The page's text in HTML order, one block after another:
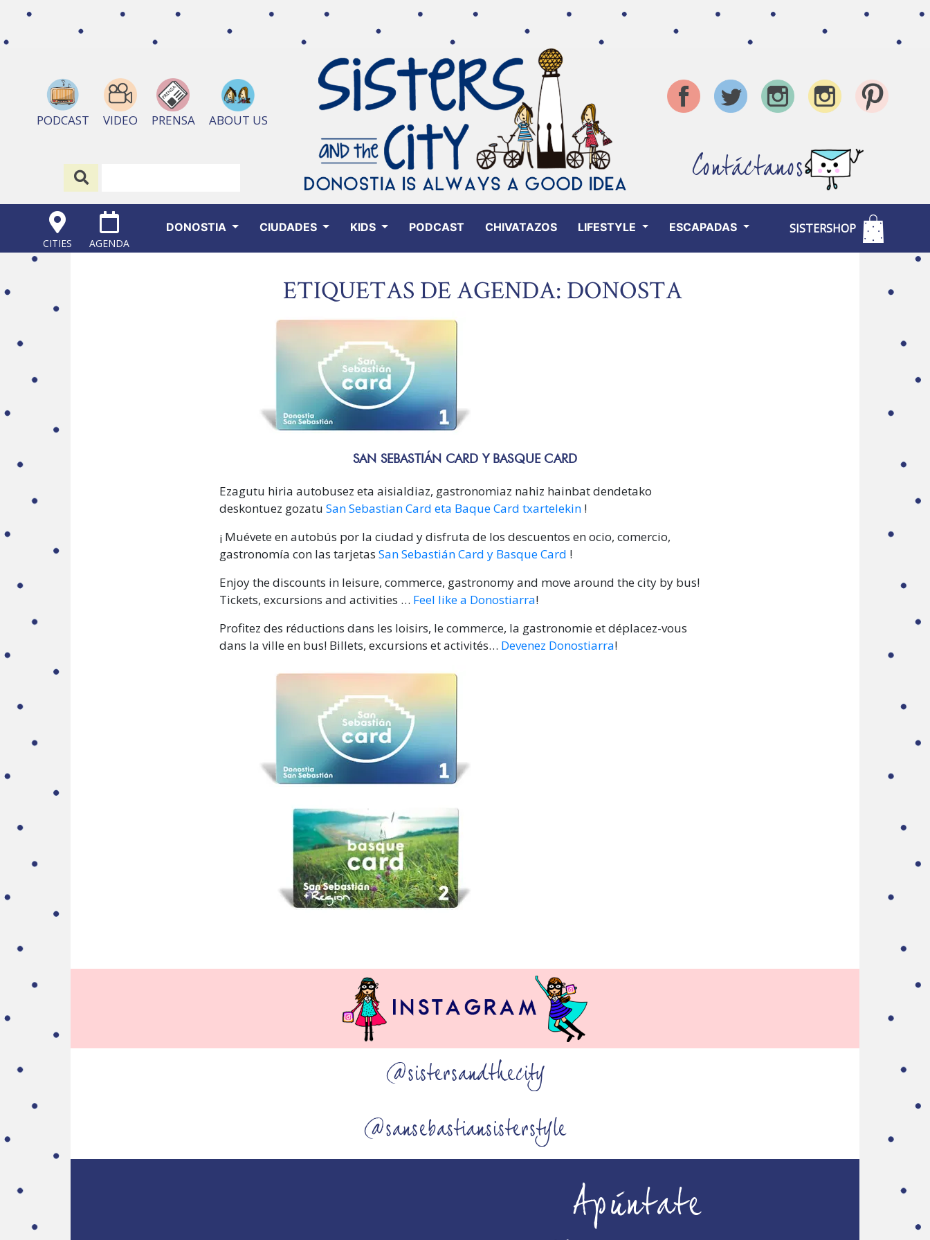
PODCAST VIDEO PRENSA ABOUT US
Contáctanos
CITIES AGENDA
DONOSTIA CIUDADES KIDS PODCAST CHIVATAZOS LIFESTYLE ESCAPADAS SISTERSHOP
ETIQUETAS DE AGENDA: DONOSTA
SAN SEBASTIÁN CARD Y BASQUE CARD
Ezagutu hiria autobusez eta aisialdiaz, gastronomiaz nahiz hainbat dendetako
deskontuez gozatu San Sebastian Card eta Baque Card txartelekin !
¡ Muévete en autobús por la ciudad y disfruta de los descuentos en ocio, comercio,
gastronomía con las tarjetas San Sebastián Card y Basque Card !
Enjoy the discounts in leisure, commerce, gastronomy and move around the city by bus!
Tickets, excursions and activities … Feel like a Donostiarra!
Profitez des réductions dans les loisirs, le commerce, la gastronomie et déplacez-vous
dans la ville en bus! Billets, excursions et activités… Devenez Donostiarra!
@sistersandthecity
@sansebastiansisterstyle
Apúntate